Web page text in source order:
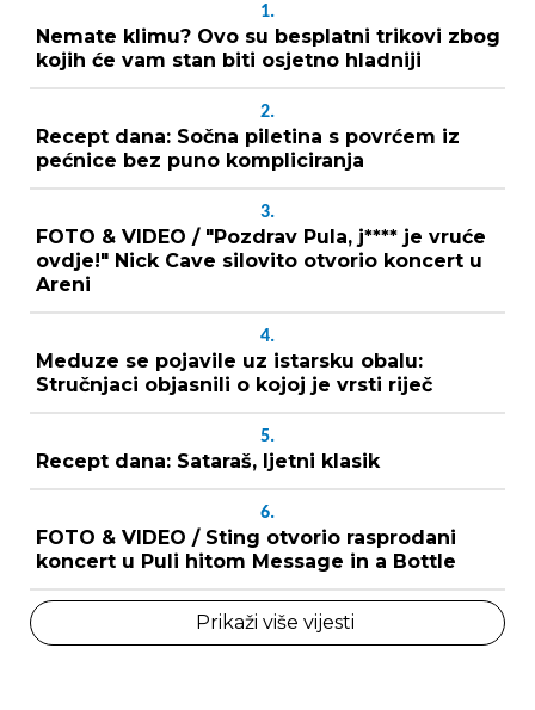
1.
Nemate klimu? Ovo su besplatni trikovi zbog
kojih će vam stan biti osjetno hladniji
2.
Recept dana: Sočna piletina s povrćem iz
pećnice bez puno kompliciranja
3.
FOTO & VIDEO / "Pozdrav Pula, j**** je vruće
ovdje!" Nick Cave silovito otvorio koncert u
Areni
4.
Meduze se pojavile uz istarsku obalu:
Stručnjaci objasnili o kojoj je vrsti riječ
5.
Recept dana: Sataraš, ljetni klasik
6.
FOTO & VIDEO / Sting otvorio rasprodani
koncert u Puli hitom Message in a Bottle
Prikaži više vijesti